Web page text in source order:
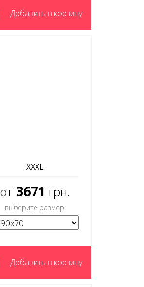
Добавить в корзину
XXXL
от 3671 грн.
выберите размер:
Добавить в корзину